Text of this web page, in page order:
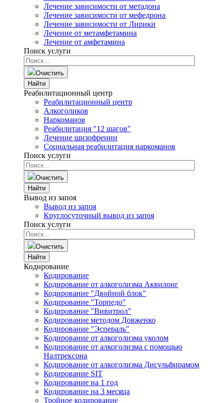
Лечение зависимости от метадона
Лечение зависимости от мефедрона
Лечение зависимости от Лирики
Лечение от метамфетамина
Лечение от амфетамина
Поиск услуги
Очистить
Найти
Реабилитационный центр
Реабилитационный центр
Алкоголиков
Наркоманов
Реабилитация "12 шагов"
Лечение шизофрении
Социальная реабилитация наркоманов
Поиск услуги
Очистить
Найти
Вывод из запоя
Вывод из запоя
Круглосуточный вывод из запоя
Поиск услуги
Очистить
Найти
Кодирование
Кодирование
Кодирование от алкоголизма Аквилонг
Кодирование "Двойной блок"
Кодирование "Торпедо"
Кодирование "Вивитрол"
Кодирование методом Довженко
Кодирование "Эспераль"
Кодирование от алкоголизма уколом
Кодирование от алкоголизма с помощью
Налтрексона
Кодирование от алкоголизма Дисульфирамом
Кодирование SIT
Кодирование на 1 год
Кодирование на 3 месяца
Тройное кодирование